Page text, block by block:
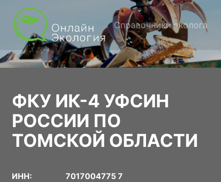
Справочники эколога
ФКУ ИК-4 УФСИН
РОССИИ ПО
ТОМСКОЙ ОБЛАСТИ
ИНН:
7017004775 7